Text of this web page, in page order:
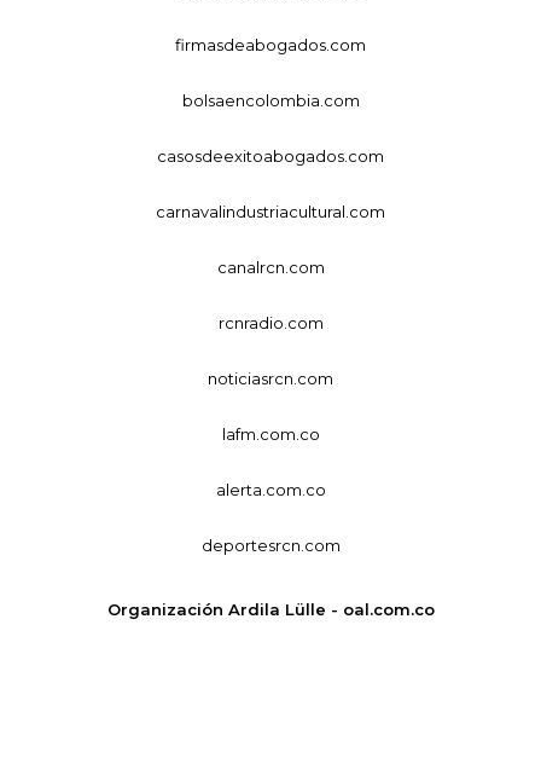
firmasdeabogados.com
bolsaencolombia.com
casosdeexitoabogados.com
carnavalindustriacultural.com
canalrcn.com
rcnradio.com
noticiasrcn.com
lafm.com.co
alerta.com.co
deportesrcn.com
Organización Ardila Lülle - oal.com.co